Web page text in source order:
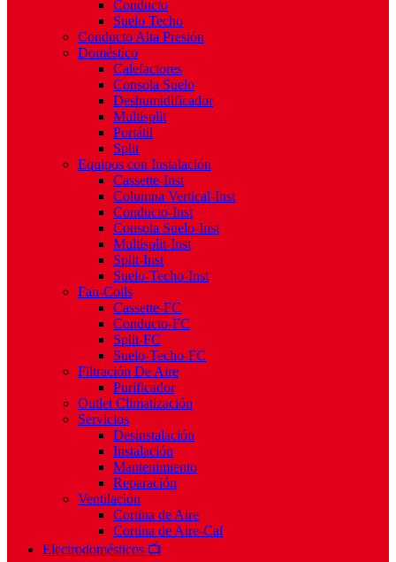
Conducto
Suelo Techo
Conducto Alta Presión
Doméstico
Calefactores
Consola Suelo
Deshumidificador
Multisplit
Portátil
Split
Equipos con Instalación
Cassette-Inst
Columna Vertical-Inst
Conducto-Inst
Consola Suelo-Inst
Multisplit-Inst
Split-Inst
Suelo-Techo-Inst
Fan-Coils
Cassette-FC
Conducto-FC
Split-FC
Suelo-Techo-FC
Filtración De Aire
Purificador
Outlet Climatización
Servicios
Desinstalación
Instalación
Mantenimiento
Reparación
Ventilación
Cortina de Aire
Cortina de Aire-Cal
Electrodomésticos 📺